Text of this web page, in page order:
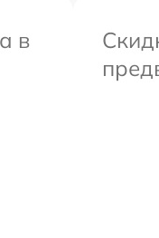
в